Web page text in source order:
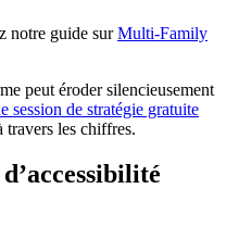
notre guide surMulti-Family
peut éroder silencieusement
session de stratégie gratuite
travers les chiffres.